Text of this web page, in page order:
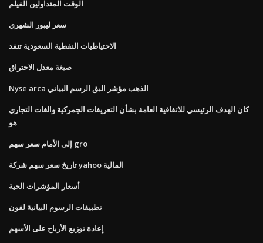
الوقت المتداولين الفيلم
سعر ليبور الشهري
الاحتياطيات النفطية السعودية تنفد
صيغة معدل الاحتراق
Nyse arca الذهب مؤشر البق الرسم البياني
كان الهدف الرئيسي للاتفاقية العامة بشأن التعريفات الجمركية والغات التجاري
هو
إلى الأمام سعر سهم gro
تاريخ سعر سهم شركة yahoo المالية
أسعار المؤشرات الحية
تطبيقات الرسوم البيانية لفون
إعادة توزيع الأرباح على الأسهم